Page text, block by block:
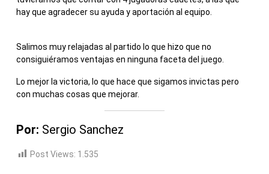
hay que agradecer su ayuda y aportación al equipo.
Salimos muy relajadas al partido lo que hizo que no
consiguiéramos ventajas en ninguna faceta del juego.
Lo mejor la victoria, lo que hace que sigamos invictas pero
con muchas cosas que mejorar.
Por: Sergio Sanchez
Post Views: 1.535